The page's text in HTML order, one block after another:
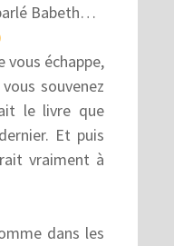
Babeth…
vous échappe,
souvenez
le livre que
Et puis
vraiment à
dans les